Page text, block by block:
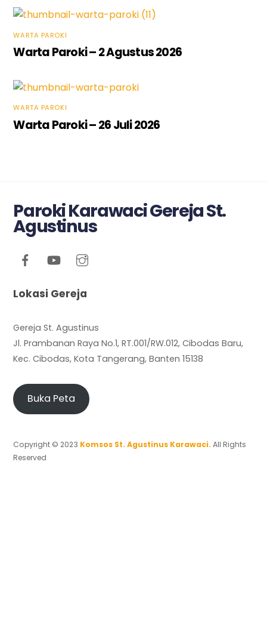
WARTA PAROKI
Warta Paroki – 2 Agustus 2026
WARTA PAROKI
Warta Paroki – 26 Juli 2026
Paroki Karawaci Gereja St.
Agustinus
Lokasi Gereja
Gereja St. Agustinus
Jl. Prambanan Raya No.1, RT.001/RW.012, Cibodas Baru,
Kec. Cibodas, Kota Tangerang, Banten 15138
Buka Peta
Copyright © 2023 Komsos St. Agustinus Karawaci. All Rights
Reserved